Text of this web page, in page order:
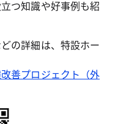
つ知識や好事例も紹
の詳細は、特設ホー
善プロジェクト（外